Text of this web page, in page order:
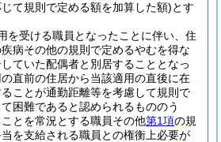
て規則で定める額を加算した額)とす
を受ける職員となったことに伴い、住
病その他の規則で定めるやむを得な
ていた配偶者と別居することとなっ
直前の住居から当該適用の直後に在
ことが通勤距離等を考慮して規則で
困難であると認められるもののう
とを常況とする職員その他第1項の規
を支給される職員との権衡上必要が